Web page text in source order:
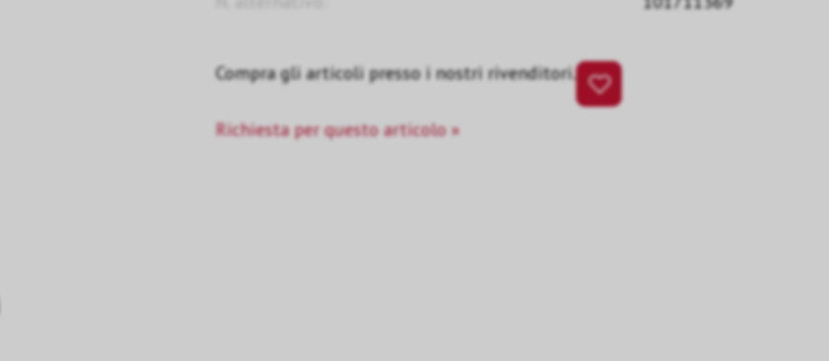
Compra gli articoli presso i nostri rivenditori.
Richiesta per questo articolo »